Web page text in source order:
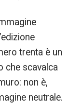
trenta è un
che scavalca
non è,
neutrale.